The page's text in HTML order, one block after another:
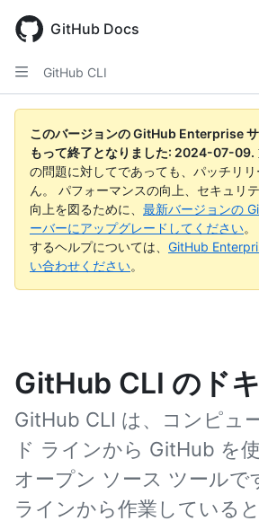
main
content
GitHub Docs
GitHub CLI
このバージョンの GitHub Enterprise
もって終了となりました: 2024-07-09.
の問題に対してであっても、パッチリ
ん。 パフォーマンスの向上、セキュリ
向上を図るために、 最新バージョンの
ーバーにアップグレードしてください
するヘルプについては、 GitHub
い合わせください。
GitHub CLI のド
GitHub CLI は、コンピュ
ド ラインから GitHub を
オープン ソース ツールで
ラインから作業している